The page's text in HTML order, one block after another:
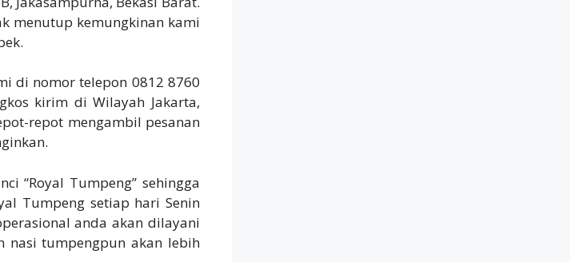
menutup kemungkinan kami
di nomor telepon 0812 8760
kirim di Wilayah Jakarta,
repot mengambil pesanan
“Royal Tumpeng” sehingga
Tumpeng setiap hari Senin
anda akan dilayani
nasi tumpengpun akan lebih